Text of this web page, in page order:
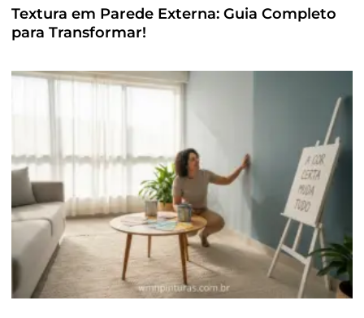
Textura em Parede Externa: Guia Completo
para Transformar!